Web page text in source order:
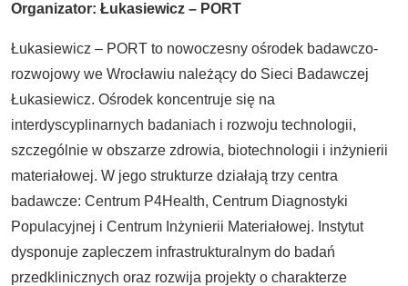
Organizator: Łukasiewicz – PORT
Łukasiewicz – PORT to nowoczesny ośrodek badawczo-
rozwojowy we Wrocławiu należący do Sieci Badawczej
Łukasiewicz. Ośrodek koncentruje się na
interdyscyplinarnych badaniach i rozwoju technologii,
szczególnie w obszarze zdrowia, biotechnologii i inżynierii
materiałowej. W jego strukturze działają trzy centra
badawcze: Centrum P4Health, Centrum Diagnostyki
Populacyjnej i Centrum Inżynierii Materiałowej. Instytut
dysponuje zapleczem infrastrukturalnym do badań
przedklinicznych oraz rozwija projekty o charakterze